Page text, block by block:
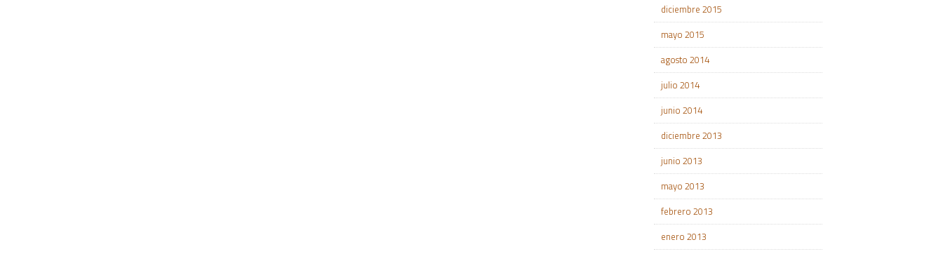
diciembre 2015
mayo 2015
agosto 2014
julio 2014
junio 2014
diciembre 2013
junio 2013
mayo 2013
febrero 2013
enero 2013